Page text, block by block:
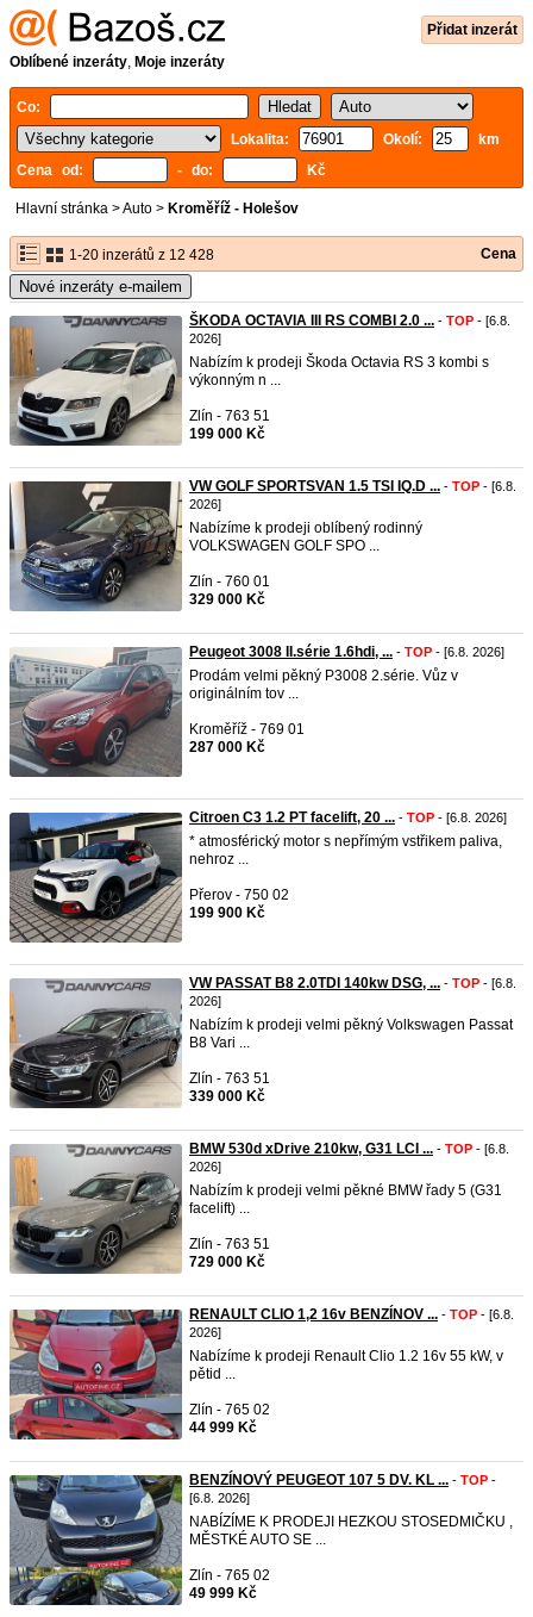
Přidat inzerát
Oblíbené inzeráty, Moje inzeráty
Co:
Lokalita:
Okolí:
km
Cena od:
- do: Kč
Hlavní stránka >Auto > Kroměříž - Holešov
1-20 inzerátů z 12 428 Cena
Nové inzeráty e-mailem
ŠKODA OCTAVIA III RS COMBI 2.0 ... - TOP - [6.8.
2026]
Nabízím k prodeji Škoda Octavia RS 3 kombi s
výkonným n ...
Zlín - 763 51
199 000 Kč
VW GOLF SPORTSVAN 1.5 TSI IQ.D ... - TOP - [6.8.
2026]
Nabízíme k prodeji oblíbený rodinný
VOLKSWAGEN GOLF SPO ...
Zlín - 760 01
329 000 Kč
Peugeot 3008 II.série 1.6hdi, ... - TOP - [6.8. 2026]
Prodám velmi pěkný P3008 2.série. Vůz v
originálním tov ...
Kroměříž - 769 01
287 000 Kč
Citroen C3 1.2 PT facelift, 20 ... - TOP - [6.8. 2026]
* atmosférický motor s nepřímým vstřikem paliva,
nehroz ...
Přerov - 750 02
199 900 Kč
VW PASSAT B8 2.0TDI 140kw DSG, ... - TOP - [6.8.
2026]
Nabízím k prodeji velmi pěkný Volkswagen Passat
B8 Vari ...
Zlín - 763 51
339 000 Kč
BMW 530d xDrive 210kw, G31 LCI ... - TOP - [6.8.
2026]
Nabízím k prodeji velmi pěkné BMW řady 5 (G31
facelift) ...
Zlín - 763 51
729 000 Kč
RENAULT CLIO 1,2 16v BENZÍNOV ... - TOP - [6.8.
2026]
Nabízíme k prodeji Renault Clio 1.2 16v 55 kW, v
pětid ...
Zlín - 765 02
44 999 Kč
BENZÍNOVÝ PEUGEOT 107 5 DV. KL ... - TOP -
[6.8. 2026]
NABÍZÍME K PRODEJI HEZKOU STOSEDMIČKU ,
MĚSTKÉ AUTO SE ...
Zlín - 765 02
49 999 Kč